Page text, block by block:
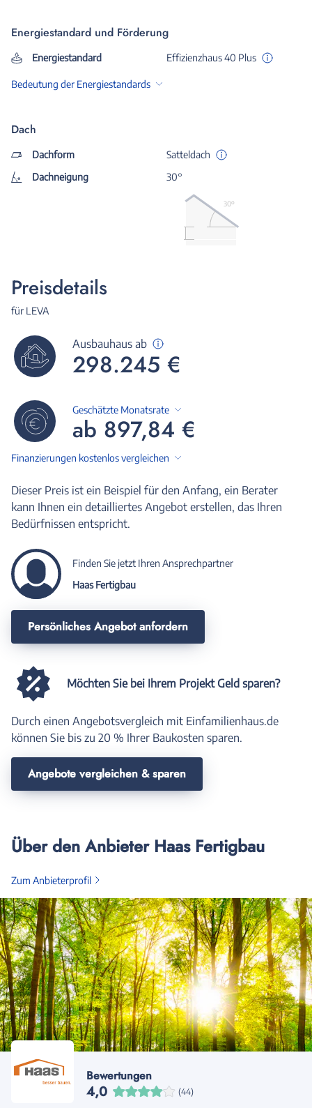
Energiestandard und Förderung
Energiestandard Effizienzhaus 40 Plus
Bedeutung der Energiestandards
Dach
Dachform
Satteldach
Dachneigung
30°
30º
Preisdetails
für LEVA
Ausbauhaus ab
298.245 €
Geschätzte Monatsrate
ab 897,84 €
Finanzierungen kostenlos vergleichen
Dieser Preis ist ein Beispiel für den Anfang, ein Berater
kann Ihnen ein detailliertes Angebot erstellen, das Ihren
Bedürfnissen entspricht.
Finden Sie jetzt Ihren Ansprechpartner
Haas Fertigbau
Persönliches Angebot anfordern
Möchten Sie bei Ihrem Projekt Geld sparen?
Durch einen Angebotsvergleich mit Einfamilienhaus.de
können Sie bis zu 20 % Ihrer Baukosten sparen.
Angebote vergleichen & sparen
Über den Anbieter Haas Fertigbau
Zum Anbieterprofil
Bewertungen
4,0 (44)